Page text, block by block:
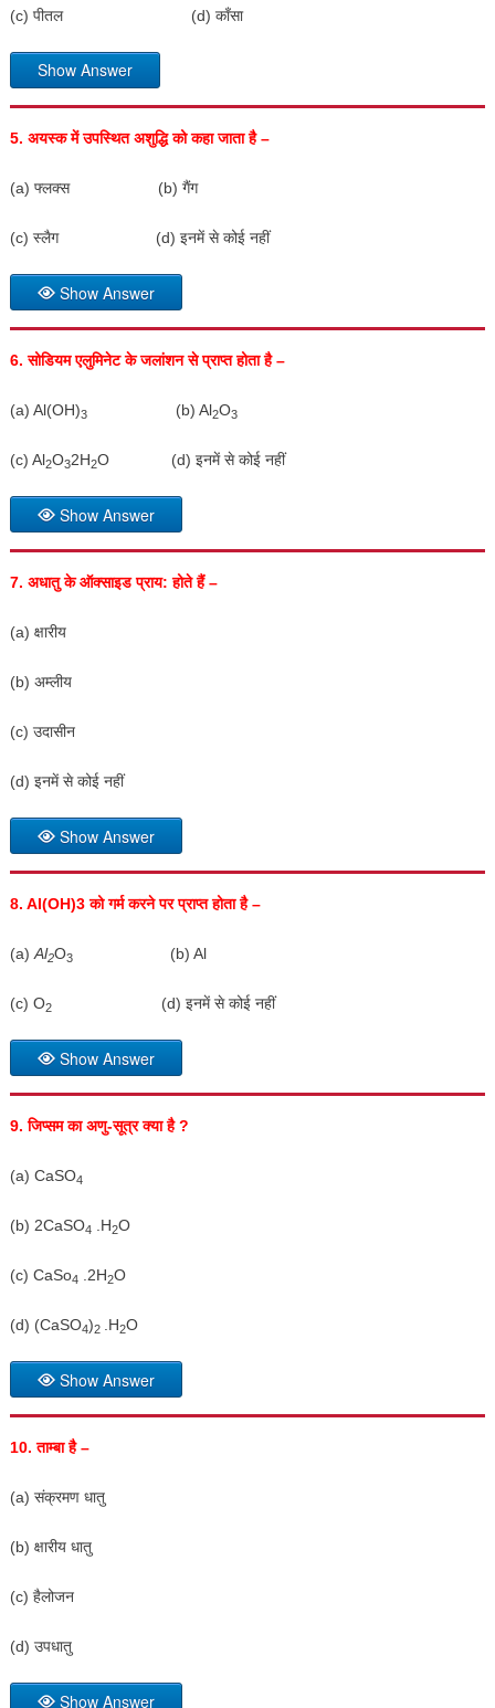
(c) पीतल (d) काँसा
Show Answer
5. अयस्क में उपस्थित अशुद्धि को कहा जाता है –
(a) फ्लक्स (b) गैंग
(c) स्लैग (d) इनमें से कोई नहीं
Show Answer
6.सोडियम एलुमिनेट के जलांशन से प्राप्त होता है –
(a) Al(OH)3(b) Al2O3
(c) Al2O32H2O (d) इनमें से कोई नहीं
Show Answer
7. अधातु के ऑक्साइड प्राय: होते हैं –
(a) क्षारीय
(b) अम्लीय
(c) उदासीन
(d) इनमें से कोई नहीं
Show Answer
8. AI(OH)3को गर्म करने पर प्राप्त होता है –
(a) Al2O3(b) Al
(c) O2 (d) इनमें से कोई नहीं
Show Answer
9.जिप्सम का अणु-सूत्र क्या है?
(a) CaSO4
(b) 2CaSO4 .H2O
(c) CaSo4 .2H2O
(d) (CaSO4)2 .H2O
Show Answer
10.ताम्बा है –
(a) संक्रमण धातु
(b) क्षारीय धातु
(c) हैलोजन
(d) उपधातु
Show Answer